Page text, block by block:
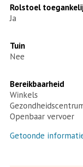
Rolstoel
Ja
Tuin
Nee
Bereikbaarheid
Winkels
Openbaar vervoer
Getoonde